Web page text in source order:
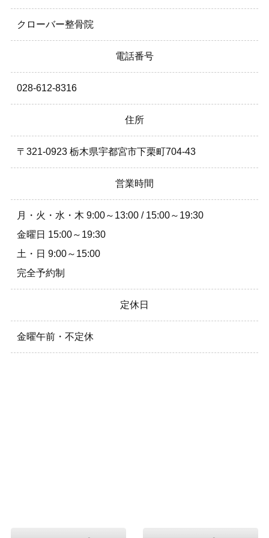
クローバー整骨院
電話番号
028-612-8316
住所
〒321-0923 栃木県宇都宮市下栗町704-43
営業時間
月・火・水・木 9:00～13:00 / 15:00～19:30
金曜日 15:00～19:30
土・日 9:00～15:00
完全予約制
定休日
金曜午前・不定休